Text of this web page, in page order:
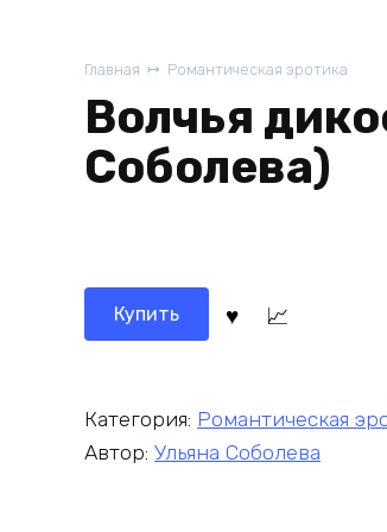
Главная Романтическая эротика
Волчья
Соболева)
Купить
Категория: Романтическая
Автор: Ульяна Соболева